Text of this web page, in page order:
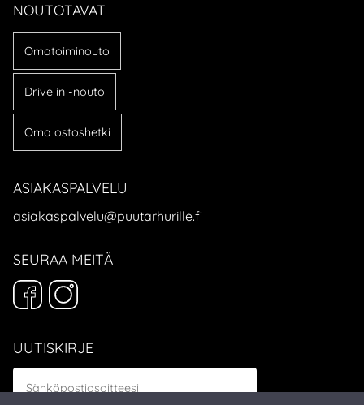
NOUTOTAVAT
Omatoiminouto
Drive in -nouto
Oma ostoshetki
ASIAKASPALVELU
asiakaspalvelu@puutarhurille.fi
SEURAA MEITÄ
UUTISKIRJE